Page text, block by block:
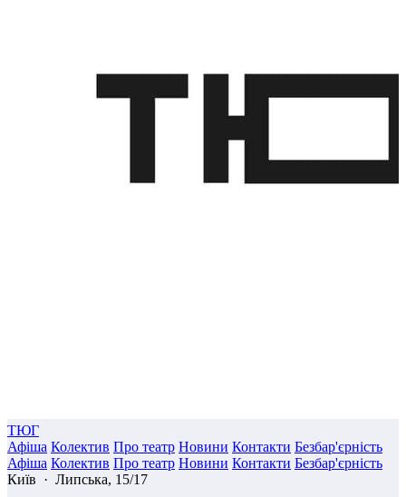
ТЮГ
Афіша Колектив Про театр Новини Контакти Безбар'єрність
Афіша Колектив Про театр Новини Контакти Безбар'єрність
Київ · Липська, 15/17